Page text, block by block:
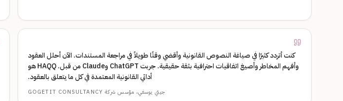
كنت أتردد كثيرًا في صياغة النصوص القانونية وأقضي وقتًا طويلاً في مراجعة المستندات. الآن أحلل العقود
وأفهم المخاطر وأصيغ اتفاقيات احترافية بثقة حقيقية. جربت ChatGPT وClaude من قبل. HAQQ هو
أداتي القانونية المعتمدة في كل ما يتعلق بالعقود.
جيتي يوسفي، مؤسس شركة GOGETIT CONSULTANCY